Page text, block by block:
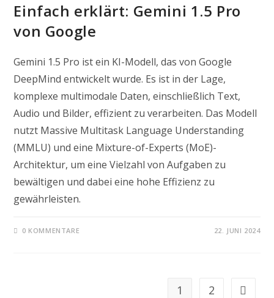
Einfach erklärt: Gemini 1.5 Pro
von Google
Gemini 1.5 Pro ist ein KI-Modell, das von Google
DeepMind entwickelt wurde. Es ist in der Lage,
komplexe multimodale Daten, einschließlich Text,
Audio und Bilder, effizient zu verarbeiten. Das Modell
nutzt Massive Multitask Language Understanding
(MMLU) und eine Mixture-of-Experts (MoE)-
Architektur, um eine Vielzahl von Aufgaben zu
bewältigen und dabei eine hohe Effizienz zu
gewährleisten.
0 KOMMENTARE 22. JUNI 2024
1 2 Zur